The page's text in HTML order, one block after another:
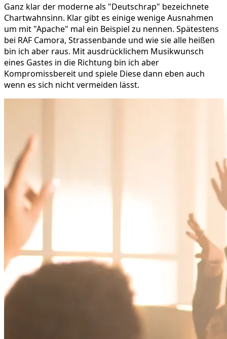
Ganz klar der moderne als "Deutschrap" bezeichnete
Chartwahnsinn. Klar gibt es einige wenige Ausnahmen
um mit "Apache" mal ein Beispiel zu nennen. Spätestens
bei RAF Camora, Strassenbande und wie sie alle heißen
bin ich aber raus. Mit ausdrücklichem Musikwunsch
eines Gastes in die Richtung bin ich aber
Kompromissbereit und spiele Diese dann eben auch
wenn es sich nicht vermeiden lässt.